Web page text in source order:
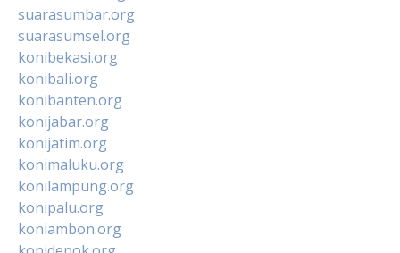
suarasumbar.org
suarasumsel.org
konibekasi.org
konibali.org
konibanten.org
konijabar.org
konijatim.org
konimaluku.org
konilampung.org
konipalu.org
koniambon.org